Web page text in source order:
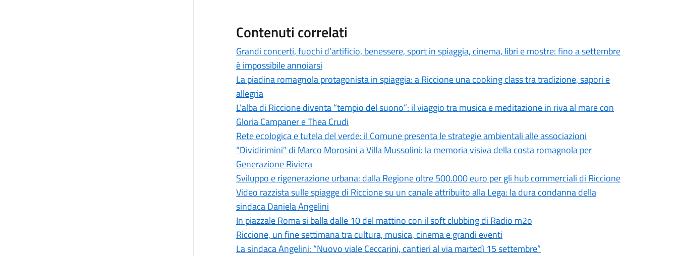
Contenuti correlati
Grandi concerti, fuochi d’artificio, benessere, sport in spiaggia, cinema, libri e mostre: fino a settembre
è impossibile annoiarsi
La piadina romagnola protagonista in spiaggia: a Riccione una cooking class tra tradizione, sapori e
allegria
L’alba di Riccione diventa “tempio del suono”: il viaggio tra musica e meditazione in riva al mare con
Gloria Campaner e Thea Crudi
Rete ecologica e tutela del verde: il Comune presenta le strategie ambientali alle associazioni
“Dividirimini” di Marco Morosini a Villa Mussolini: la memoria visiva della costa romagnola per
Generazione Riviera
Sviluppo e rigenerazione urbana: dalla Regione oltre 500.000 euro per gli hub commerciali di Riccione
Video razzista sulle spiagge di Riccione su un canale attribuito alla Lega: la dura condanna della
sindaca Daniela Angelini
In piazzale Roma si balla dalle 10 del mattino con il soft clubbing di Radio m2o
Riccione, un fine settimana tra cultura, musica, cinema e grandi eventi
La sindaca Angelini: “Nuovo viale Ceccarini, cantieri al via martedì 15 settembre”